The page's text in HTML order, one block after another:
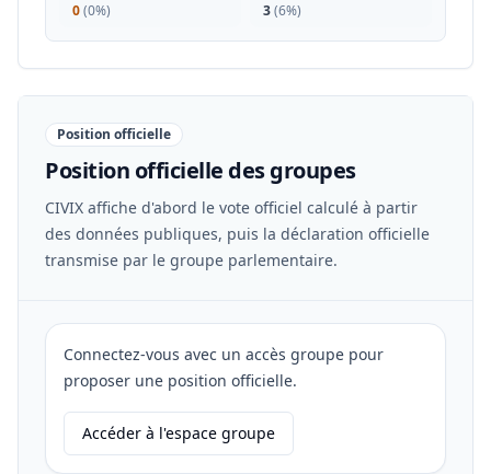
0(0%)
3(6%)
Position officielle
Position officielle des groupes
CIVIX affiche d'abord le vote officiel calculé à partir
des données publiques, puis la déclaration officielle
transmise par le groupe parlementaire.
Connectez-vous avec un accès groupe pour
proposer une position officielle.
Accéder à l'espace groupe